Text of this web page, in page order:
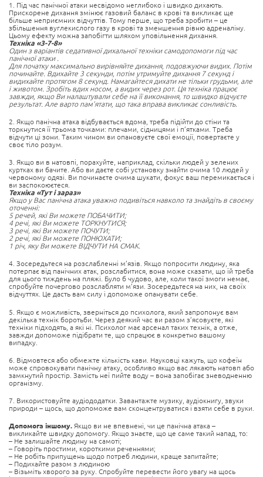
1. Під час панічної атаки несвідомо неглибоко і швидко дихають.
Прискорене дихання змінює газовий баланс в крові та викликає ще
більше неприємних відчуттів. Тому перше, що треба зробити – це
збільшення вуглекислого газу в крові та зменшення рівню адреналіну.
Цьому ефекту можна запобігти шляхом уповільнення дихання.
Техніка «3-7-8»
Один з варіантів седативної дихальної техніки самодопомоги під час
панічної атаки .
Для початку максимально вирівняйте дихання, подовжуючи видих. Потім
починайте. Вдихайте 3 секунди, потім утримуйте дихання 7 секунд і
видихайте протягом 8 секунд. Намагайтеся дихати не тільки грудьми, але
і животом. Зробіть вдих носом, а видих через рот. Ця техніка працює
завжди, якщо Ви налаштували себе на її виконання, то швидко відчуєте
результат. Але варто пам’ятати, що така вправа викликає сонливість.
2. Якщо панічна атака відбувається вдома, треба підійти до стіни та
торкнутися її трьома точками: плечами, сідницями і п’ятками. Треба
відчути ці зони. Таким чином ви опановуєте свої емоції, повертаєте у
своє тіло розум.
3. Якщо ви в натовпі, порахуйте, наприклад, скільки людей у зелених
куртках ви бачите. Або ви даєте собі установку знайти очима 10 людей у
червоному одязі. Ви починаєте очима шукати, фокус ваш перемикається і
ви заспокоюєтеся.
Техніка «Тут і зараз»
Якщо у Вас панічна атака уважно подивіться навколо та знайдіть в своєму
оточенні:
5 речей, які Ви можете ПОБАЧИТИ;
4 речі, які Ви можете ТОРКНУТИСЯ;
3 речі, які Ви можете ПОЧУТИ;
2 речі, які Ви можете ПОНЮХАТИ;
1 річ, яку Ви можете ВІДЧУТИ НА СМАК.
4. Зосередьтеся на розслабленні м’язів. Якщо попросити людину, яка
потерпає від панічних атак, розслабитися, вона може сказати, що їй треба
для цього тиждень на пляжі. Було б чудово, але, коли такої змоги немає,
спробуйте почергово розслабляти м’язи. Зосередьтеся на них, на своїх
відчуттях. Це дасть вам силу і допоможе опанувати себе.
5. Якщо є можливість, зверніться до психолога, який запропонує вам
декілька технік боротьби. Через деякий час ви разом з’ясовуєте, які
техніки підходять, а які ні. Психолог має арсенал таких технік, а отже,
завжди допоможе підібрати те, що спрацює в конкретно вашому
випадку.
6. Відмовтеся або обмежте кількість кави. Науковці кажуть, що кофеїн
може спровокувати панічну атаку, особливо якщо вас лякають натовп або
замкнутий простір. Замість неї пийте воду – вона запобігає зневодненню
організму.
7. Використовуйте аудіододатки. Завантажте музику, аудіокнигу, звуки
природи – щось, що допоможе вам сконцентруватися і взяти себе в руки.
Допомога іншому. Якщо ви не впевнені, чи це панічна атака –
викликайте швидку допомогу. Якщо знаєте, що це саме такий напад, то:
– Не залишайте людину на самоті;
– Говоріть простими, короткими реченнями;
– Не робіть припущень щодо потреб людини, краще запитайте;
– Подихайте разом з людиною
– Візьміть хворого за руку. Спробуйте перевести його увагу на щось